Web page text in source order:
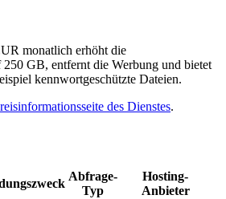
monatlich erhöht die
GB, entfernt die Werbung und bietet
kennwortgeschützte Dateien.
des Dienstes.
Abfrage-
Typ
Hosting-
Anbieter